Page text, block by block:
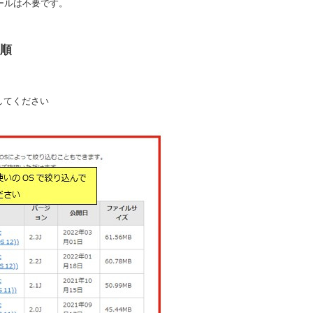
は不要です。
てください